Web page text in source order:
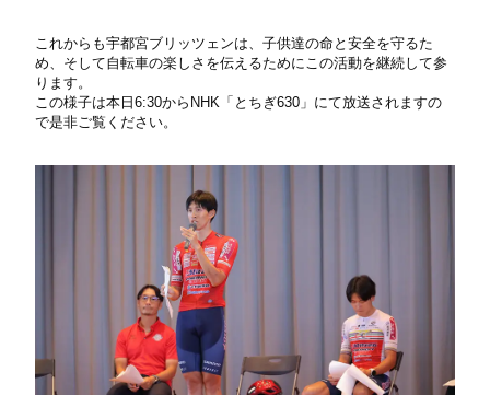
これからも宇都宮ブリッツェンは、子供達の命と安全を守るた
め、そして自転車の楽しさを伝えるためにこの活動を継続して参
ります。
この様子は本日6:30からNHK「とちぎ630」にて放送されますの
で是非ご覧ください。